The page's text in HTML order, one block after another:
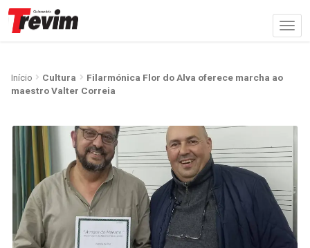
Início Cultura
Filarmónica Flor do Alva oferece marcha ao
maestro Valter Correia